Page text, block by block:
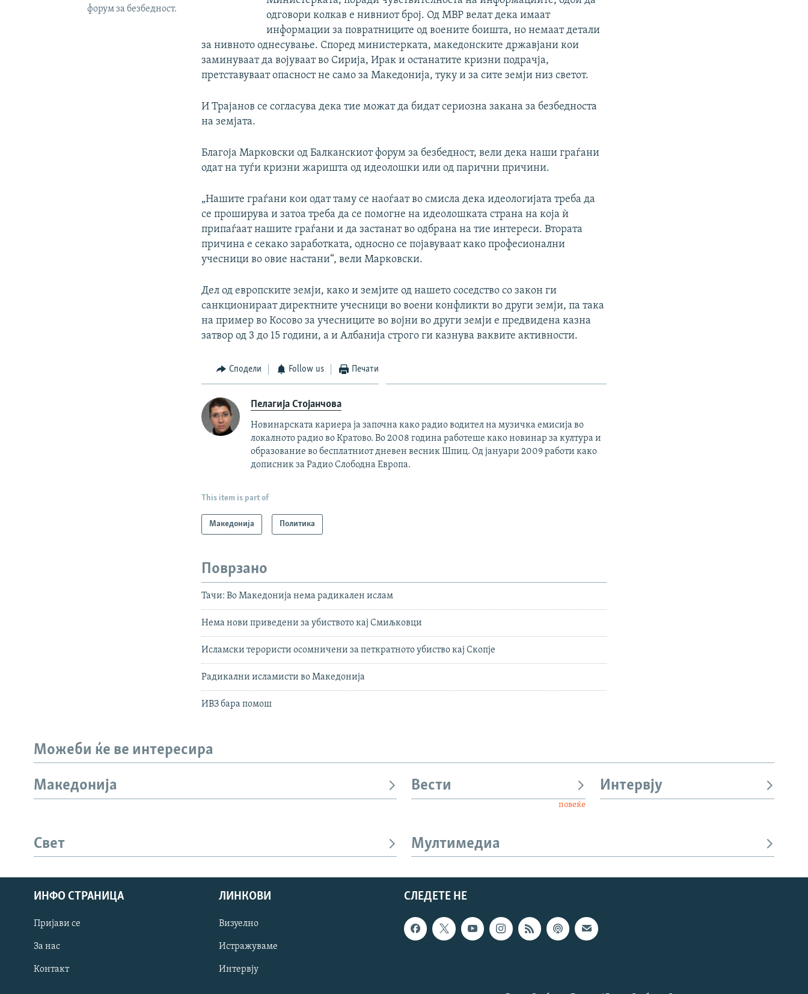
СЛЕДЕТЕ НЕ
форум за безбедност.
одговори колкав е нивниот број. Од МВР велат дека имаат
информации за повратниците од воените боишта, но немаат детали
за нивното однесување. Според министерката, македонските државјани кои
заминуваат да војуваат во Сирија, Ирак и останатите кризни подрачја,
претставуваат опасност не само за Македонија, туку и за сите земји низ светот.
И Трајанов се согласува дека тие можат да бидат сериозна закана за безбедноста
на земјата.
Благоја Марковски од Балканскиот форум за безбедност, вели дека наши граѓани
одат на туѓи кризни жаришта од идеолошки или од парични причини.
„Нашите граѓани кои одат таму се наоѓаат во смисла дека идеологијата треба да
се проширува и затоа треба да се помогне на идеолошката страна на која ѝ
припаѓаат нашите граѓани и да застанат во одбрана на тие интереси. Втората
причина е секако заработката, односно се појавуваат како професионални
учесници во овие настани“, вели Марковски.
Дел од европските земји, како и земјите од нашето соседство со закон ги
санкционираат директните учесници во воени конфликти во други земји, па така
на пример во Косово за учесниците во војни во други земји е предвидена казна
затвор од 3 до 15 години, а и Албанија строго ги казнува ваквите активности.
Сподели Follow us Печати
Пелагија Стојанчова
Новинарската кариера ја започна како радио водител на музичка емисија во
локалното радио во Кратово. Во 2008 година работеше како новинар за култура и
образование во бесплатниот дневен весник Шпиц. Од јануари 2009 работи како
дописник за Радио Слободна Европа.
This item is part of
Македонија Политика
Поврзано
Тачи: Во Македонија нема радикален ислам
Нема нови приведени за убиството кај Смиљковци
Исламски терористи осомничени за петкратното убиство кај Скопје
Радикални исламисти во Македонија
ИВЗ бара помош
Можеби ќе ве интересира
Македонија Вести
повеќе
Интервју
Свет Мултимедиа
СЛЕДЕТЕ НЕ
ИНФО СТРАНИЦА
Пријави се
За нас
Контакт
ЛИНКОВИ
Визуелно
Истражуваме
Интервју